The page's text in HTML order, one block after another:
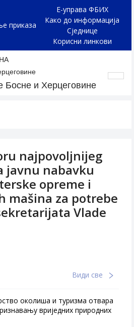
приказа
Е-управа ФБИХ
Како до информација
Сједнице
Корисни линкови
Босне и Херцеговине
najpovoljnijeg
javnu nabavku
opreme i
mašina za potrebe
Vlade
Види све
околиша и туризма отвара
вриједних природних